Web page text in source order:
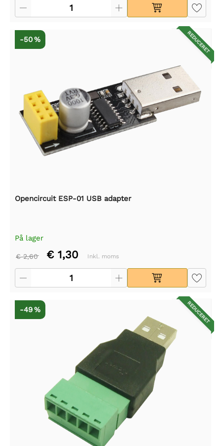
REDUCERET
-50 %
Opencircuit ESP-01 USB adapter
På lager
€ 2,60 € 1,30 Inkl. moms
REDUCERET
-49 %